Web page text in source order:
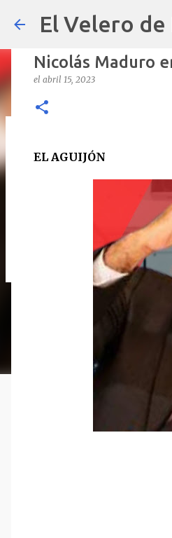
El Velero de
POLÍTICAS
Nicolás Maduro
el abril 15, 2023
EL AGUIJÓN